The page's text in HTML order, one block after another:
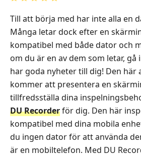
Till att börja med har inte alla en
Många letar dock efter en
kompatibel med både dator och
om du är en av dem som letar, gå
har goda nyheter till dig! Den här
kommer att presentera en
tillfredsställa dina
DU Recorderför dig. Den här
kompatibel med dina mobila
du ingen dator för att använda
är en mobiltelefon. Med DU